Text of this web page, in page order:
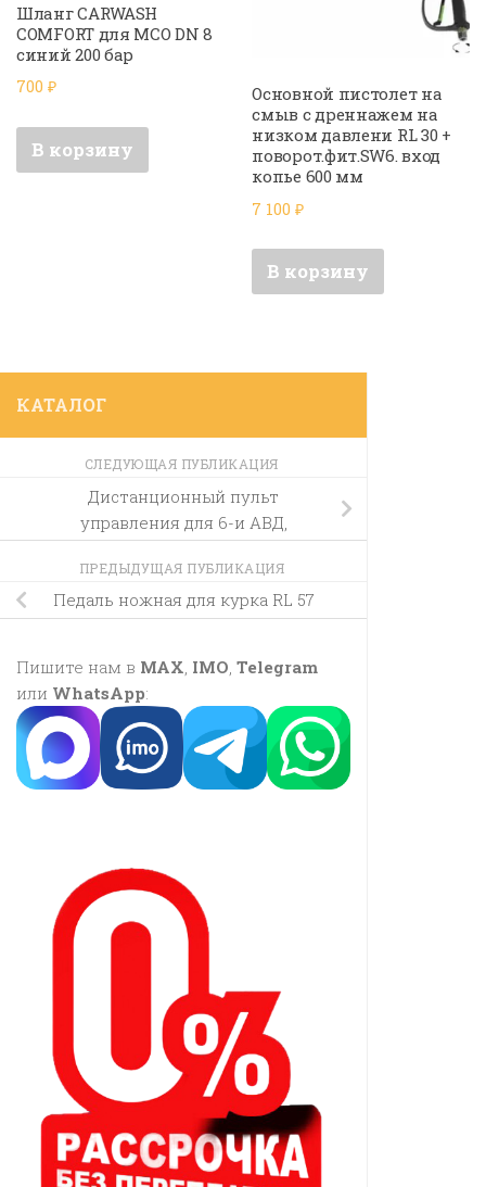
Шланг CARWASH
COMFORT для МСО DN 8
синий 200 бар
700 ₽
В корзину
Основной пистолет на
смыв с дреннажем на
низком давлени RL 30 +
поворот.фит.SW6. вход
копье 600 мм
7 100₽
В корзину
КАТАЛОГ
СЛЕДУЮЩАЯ ПУБЛИКАЦИЯ
Дистанционный пульт
управления для 6-и АВД,
ПРЕДЫДУЩАЯ ПУБЛИКАЦИЯ
Педаль ножная для курка RL 57
Пишите нам в MAX IMO Telegram
или WhatsApp: